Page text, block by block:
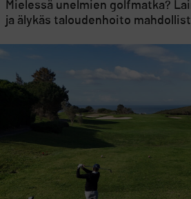
Mielessä unelmien golfmatka?
ja älykäs taloudenhoito